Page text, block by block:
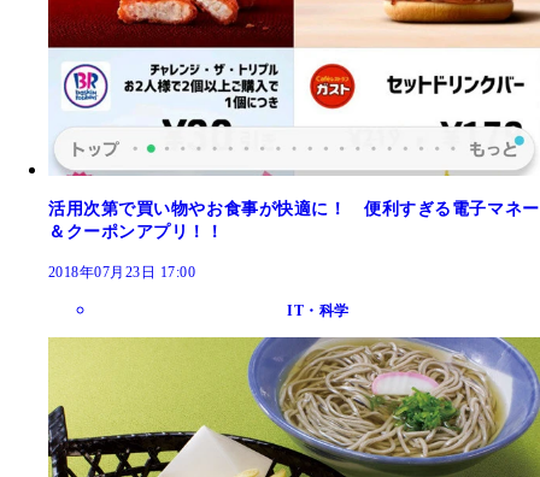
活用次第で買い物やお食事が快適に！ 便利すぎる電子マネー
＆クーポンアプリ！！
2018年07月23日 17:00
IT・科学